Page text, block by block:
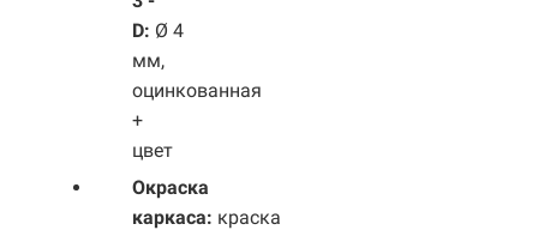
D: Ø 4
мм,
оцинкованная
+
цвет
Окраска
каркаса: краска